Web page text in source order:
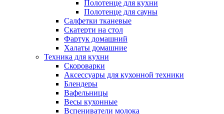
Полотенце для кухни
Полотенце для сауны
Салфетки тканевые
Скатерти на стол
Фартук домашний
Халаты домашние
Техника для кухни
Скороварки
Аксессуары для кухонной техники
Блендеры
Вафельницы
Весы кухонные
Вспениватели молока